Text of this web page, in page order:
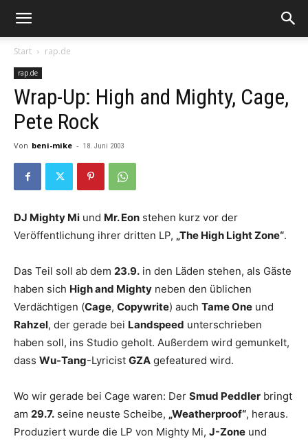
Start rap.de
rap.de
Wrap-Up: High and Mighty, Cage,
Pete Rock
Von beni-mike - 18. Juni 2003
DJ Mighty Mi und Mr. Eon stehen kurz vor der
Veröffentlichung ihrer dritten LP, „The High Light Zone“.
Das Teil soll ab dem 23.9. in den Läden stehen, als Gäste
haben sich High and Mighty neben den üblichen
Verdächtigen (Cage, Copywrite) auch Tame One und
Rahzel, der gerade bei Landspeed unterschrieben
haben soll, ins Studio geholt. Außerdem wird gemunkelt,
dass Wu-Tang-Lyricist GZA gefeatured wird.
Wo wir gerade bei Cage waren: Der Smud Peddler bringt
am 29.7. seine neuste Scheibe, „Weatherproof“, heraus.
Produziert wurde die LP von Mighty Mi, J-Zone und